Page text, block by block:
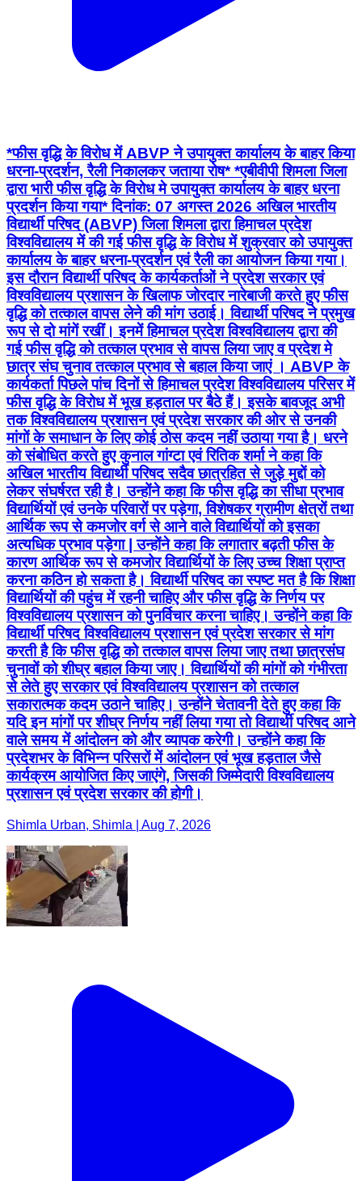
*फीस वृद्धि के विरोध में ABVP ने उपायुक्त कार्यालय के बाहर किया
धरना-प्रदर्शन, रैली निकालकर जताया रोष* *एबीवीपी शिमला जिला
द्वारा भारी फीस वृद्धि के विरोध मे उपायुक्त कार्यालय के बाहर धरना
प्रदर्शन किया गया* दिनांक: 07 अगस्त 2026 अखिल भारतीय
विद्यार्थी परिषद (ABVP) जिला शिमला द्वारा हिमाचल प्रदेश
विश्वविद्यालय में की गई फीस वृद्धि के विरोध में शुक्रवार को उपायुक्त
कार्यालय के बाहर धरना-प्रदर्शन एवं रैली का आयोजन किया गया।
इस दौरान विद्यार्थी परिषद के कार्यकर्ताओं ने प्रदेश सरकार एवं
विश्वविद्यालय प्रशासन के खिलाफ जोरदार नारेबाजी करते हुए फीस
वृद्धि को तत्काल वापस लेने की मांग उठाई। विद्यार्थी परिषद ने प्रमुख
रूप से दो मांगें रखीं। इनमें हिमाचल प्रदेश विश्वविद्यालय द्वारा की
गई फीस वृद्धि को तत्काल प्रभाव से वापस लिया जाए व प्रदेश मे
छात्र संघ चुनाव तत्काल प्रभाव से बहाल किया जाएं । ABVP के
कार्यकर्ता पिछले पांच दिनों से हिमाचल प्रदेश विश्वविद्यालय परिसर में
फीस वृद्धि के विरोध में भूख हड़ताल पर बैठे हैं। इसके बावजूद अभी
तक विश्वविद्यालय प्रशासन एवं प्रदेश सरकार की ओर से उनकी
मांगों के समाधान के लिए कोई ठोस कदम नहीं उठाया गया है। धरने
को संबोधित करते हुए कुनाल गांग्टा एवं रितिक शर्मा ने कहा कि
अखिल भारतीय विद्यार्थी परिषद सदैव छात्रहित से जुड़े मुद्दों को
लेकर संघर्षरत रही है। उन्होंने कहा कि फीस वृद्धि का सीधा प्रभाव
विद्यार्थियों एवं उनके परिवारों पर पड़ेगा, विशेषकर ग्रामीण क्षेत्रों तथा
आर्थिक रूप से कमजोर वर्ग से आने वाले विद्यार्थियों को इसका
अत्यधिक प्रभाव पड़ेगा | उन्होंने कहा कि लगातार बढ़ती फीस के
कारण आर्थिक रूप से कमजोर विद्यार्थियों के लिए उच्च शिक्षा प्राप्त
करना कठिन हो सकता है। विद्यार्थी परिषद का स्पष्ट मत है कि शिक्षा
विद्यार्थियों की पहुंच में रहनी चाहिए और फीस वृद्धि के निर्णय पर
विश्वविद्यालय प्रशासन को पुनर्विचार करना चाहिए। उन्होंने कहा कि
विद्यार्थी परिषद विश्वविद्यालय प्रशासन एवं प्रदेश सरकार से मांग
करती है कि फीस वृद्धि को तत्काल वापस लिया जाए तथा छात्रसंघ
चुनावों को शीघ्र बहाल किया जाए। विद्यार्थियों की मांगों को गंभीरता
से लेते हुए सरकार एवं विश्वविद्यालय प्रशासन को तत्काल
सकारात्मक कदम उठाने चाहिए। उन्होंने चेतावनी देते हुए कहा कि
यदि इन मांगों पर शीघ्र निर्णय नहीं लिया गया तो विद्यार्थी परिषद आने
वाले समय में आंदोलन को और व्यापक करेगी। उन्होंने कहा कि
प्रदेशभर के विभिन्न परिसरों में आंदोलन एवं भूख हड़ताल जैसे
कार्यक्रम आयोजित किए जाएंगे, जिसकी जिम्मेदारी विश्वविद्यालय
प्रशासन एवं प्रदेश सरकार की होगी।
Shimla Urban, Shimla | Aug 7, 2026